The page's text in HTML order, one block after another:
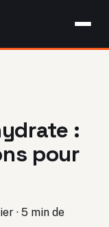
:
pour
· 5 min de